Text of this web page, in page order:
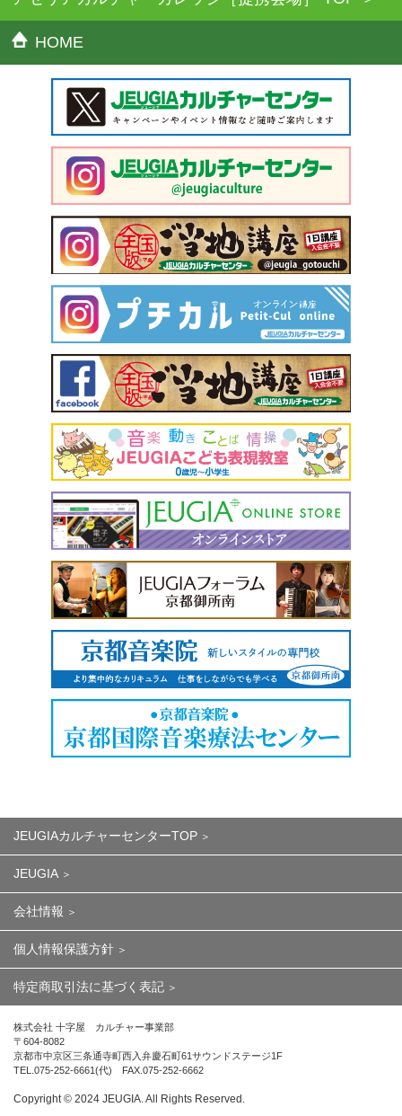
HOME
JEUGIAカルチャーセンターTOP
JEUGIA
会社情報
個人情報保護方針
特定商取引法に基づく表記
株式会社 十字屋 カルチャー事業部
〒604-8082
京都市中京区三条通寺町西入弁慶石町61サウンドステージ1F
TEL.075-252-6661(代) FAX.075-252-6662
Copyright ©︎ 2024 JEUGIA. All Rights Reserved.